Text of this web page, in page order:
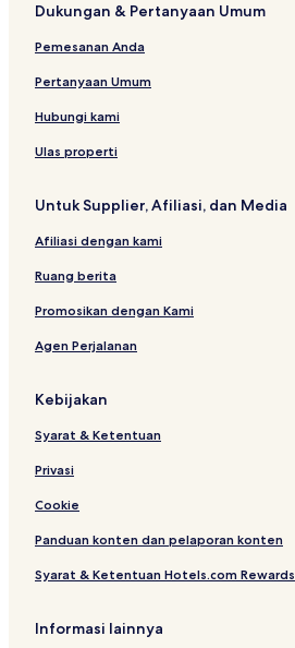
Dukungan & Pertanyaan Umum
Pemesanan Anda
Pertanyaan Umum
Hubungi kami
Ulas properti
Untuk Supplier, Afiliasi, dan Media
Afiliasi dengan kami
Ruang berita
Promosikan dengan Kami
Agen Perjalanan
Kebijakan
Syarat & Ketentuan
Privasi
Cookie
Panduan konten dan pelaporan konten
Syarat & Ketentuan Hotels.com Rewards
Informasi lainnya